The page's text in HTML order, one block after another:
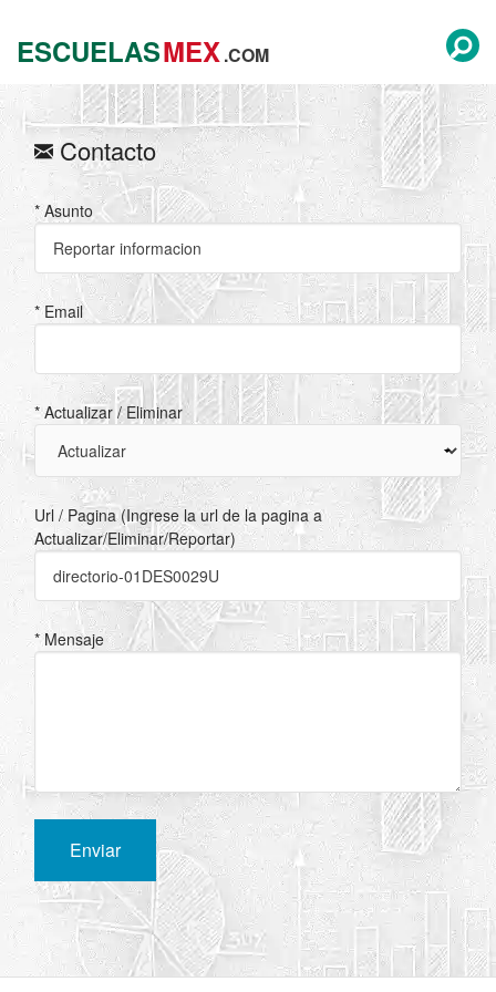
ESCUELASMEX.COM
Contacto
* Asunto
* Email
* Actualizar / Eliminar
Url / Pagina (Ingrese la url de la pagina a
Actualizar/Eliminar/Reportar)
* Mensaje
Enviar